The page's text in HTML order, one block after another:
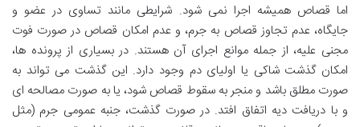
اما قصاص همیشه اجرا نمی شود. شرایطی مانند تساوی در عضو و
جایگاه، عدم تجاوز قصاص به جرم، و عدم امکان قصاص در صورت فوت
مجنی علیه، از جمله موانع اجرای آن هستند. در بسیاری از پرونده ها،
امکان گذشت شاکی یا اولیای دم وجود دارد. این گذشت می تواند به
صورت مطلق باشد و منجر به سقوط قصاص شود، یا به صورت مصالحه ای
و با دریافت دیه اتفاق افتد. در صورت گذشت، جنبه عمومی جرم (مثل